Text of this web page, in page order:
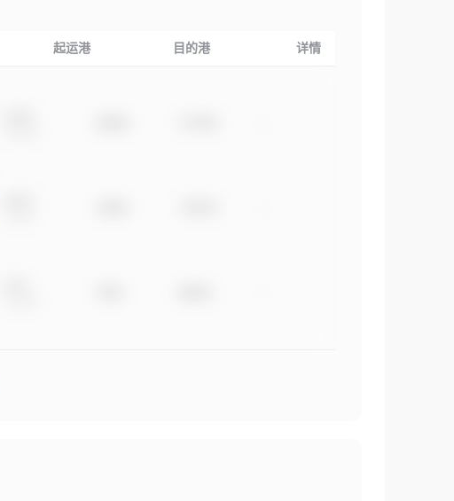
起运港 目的港 详情